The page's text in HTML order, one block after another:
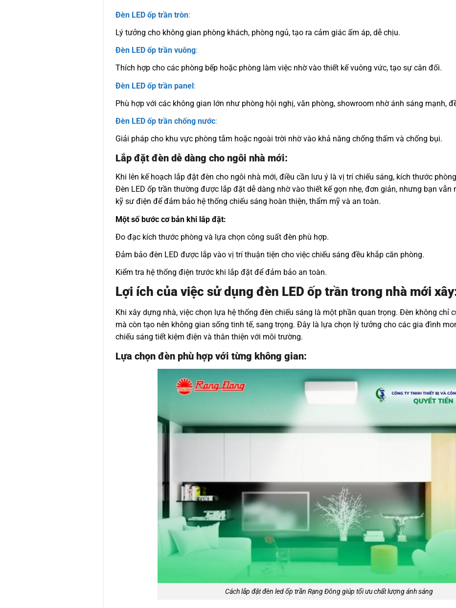
Đèn LED ốp trần tròn:
Lý tưởng cho không gian phòng khách, phòng ngủ, tạo ra cảm giác ấm áp, dễ chịu.
Đèn LED ốp trần vuông:
Thích hợp cho các phòng bếp hoặc phòng làm việc nhờ vào thiết kế vuông vức, tạo sự cân đối.
Đèn LED ốp trần panel:
Phù hợp với các không gian lớn như phòng hội nghị, văn phòng, showroom nhờ ánh sáng mạnh,
Đèn LED ốp trần chống nước:
Giải pháp cho khu vực phòng tắm hoặc ngoài trời nhờ vào khả năng chống thấm và chống bụi.
Lắp đặt đèn dễ dàng cho ngôi nhà mới:
Khi lên kế hoạch lắp đặt đèn cho ngôi nhà mới, điều cần lưu ý là vị trí chiếu sáng, kích thước
Đèn LED ốp trần thường được lắp đặt dễ dàng nhờ vào thiết kế gọn nhẹ, đơn giản, nhưng bạn vẫn
kỹ sư điện để đảm bảo hệ thống chiếu sáng hoàn thiện, thẩm mỹ và an toàn.
Một số bước cơ bản khi lắp đặt:
Đo đạc kích thước phòng và lựa chọn công suất đèn phù hợp.
Đảm bảo đèn LED được lắp vào vị trí thuận tiện cho việc chiếu sáng đều khắp căn phòng.
Kiểm tra hệ thống điện trước khi lắp đặt để đảm bảo an toàn.
Lợi ích của việc sử dụng đèn LED ốp trần trong nhà mới
Khi xây dựng nhà, việc chọn lựa hệ thống đèn chiếu sáng là một phần quan trọng. Đèn không chỉ
mà còn tạo nên không gian sống tinh tế, sang trọng. Đây là lựa chọn lý tưởng cho các gia đình
chiếu sáng tiết kiệm điện và thân thiện với môi trường.
Lựa chọn đèn phù hợp với từng không gian:
Cách lắp đặt đèn led ốp trần Rạng Đông giúp tối ưu chất lượng ánh sáng